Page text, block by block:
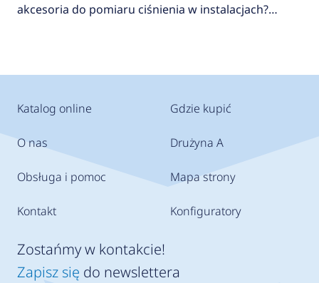
akcesoria do pomiaru ciśnienia w instalacjach?
Katalog online
O nas
Obsługa i pomoc
Kontakt
Gdzie kupić
Drużyna A
Mapa strony
Konfiguratory
Zostańmy w kontakcie!
Zapisz się do newslettera